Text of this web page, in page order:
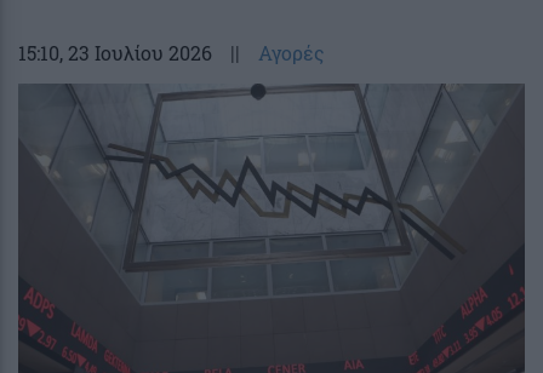
15:10, 23 Ιουλίου 2026 || Αγορές